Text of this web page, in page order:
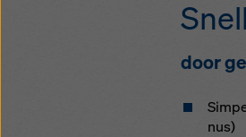
door
nus)